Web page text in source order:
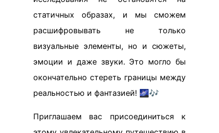
статичных образах, и мы сможем
расшифровывать не только
визуальные элементы, но и сюжеты,
эмоции и даже звуки. Это могло бы
окончательно стереть границы между
реальностью и фантазией! 🌌🎶
Приглашаем вас присоединиться к